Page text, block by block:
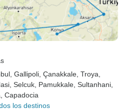
, Gallipoli , Çanakkale , Troya
, Selcuk , Pamukkale , Sultanhani
, Capadocia
los destinos